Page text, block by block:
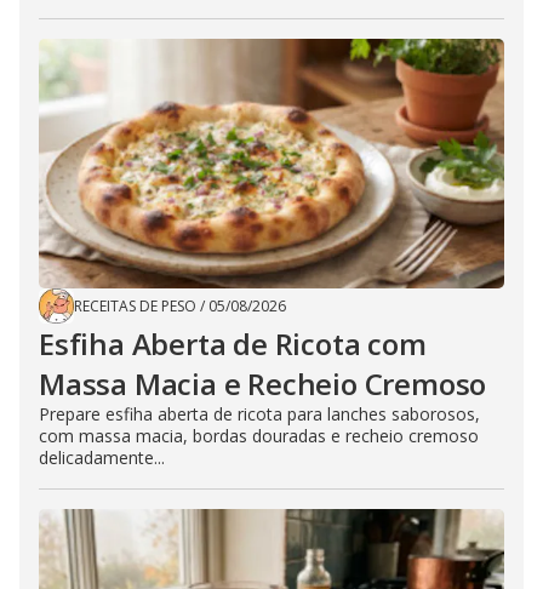
RECEITAS DE PESO / 05/08/2026
Esfiha Aberta de Ricota com
Massa Macia e Recheio Cremoso
Prepare esfiha aberta de ricota para lanches saborosos,
com massa macia, bordas douradas e recheio cremoso
delicadamente...